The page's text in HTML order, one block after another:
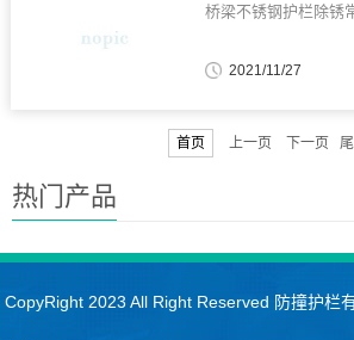
桥梁不锈钢护栏除锈
2021/11/27
首页 上一页 下一页 尾
热门产品
CopyRight 2023 All Right Reserved 防撞护栏